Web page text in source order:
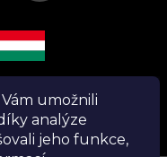
umožnili
analýze
jeho funkce,